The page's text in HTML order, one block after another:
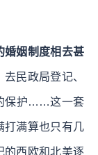
婚姻制度相去甚
民政局登记、
保护……这一套
打满算也只有几
的西欧和北美逐